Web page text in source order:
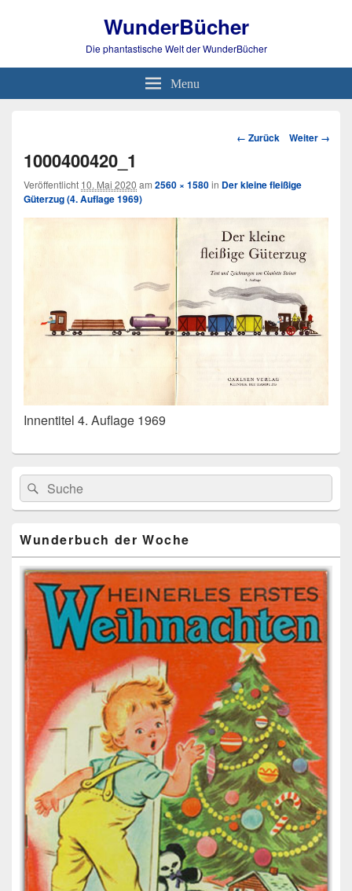
WunderBücher
Die phantastische Welt der WunderBücher
Menu
Bild-
← Zurück Weiter →
1000400420_1
Veröffentlicht 10. Mai 2020 am 2560 × 1580in Der kleine fleißige
Güterzug (4. Auflage 1969)
Innentitel 4. Auflage 1969
Primärer
Seitenleisten
Widget-
Bereich
Search
for:
Suche
Wunderbuch der Woche